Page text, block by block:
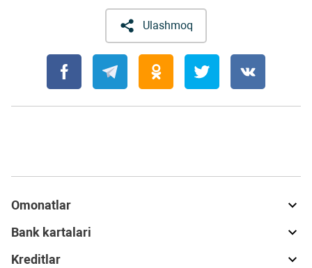
Ulashmoq
Omonatlar
Bank kartalari
Kreditlar